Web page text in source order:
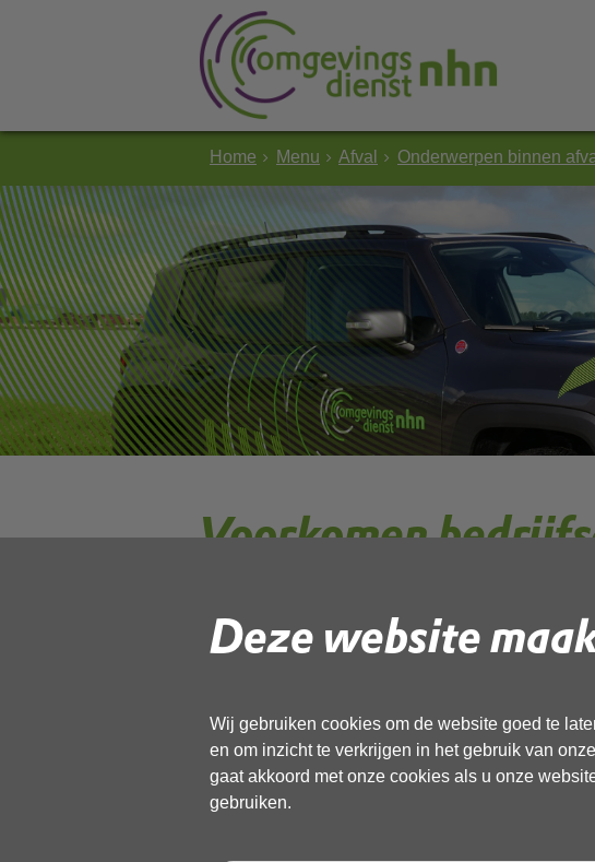
Deze website
Wij gebruiken cookies om de website goed te
en om inzicht te verkrijgen in het gebruik van
gaat akkoord met onze cookies als u onze
gebruiken.
Home Menu Afval Onderwerpen binnen
Voorkomen
Er zijn verschillende manieren om de hoeveelheid
bespaart niet alleen kosten, maar is ook beter
Onderzoek naar mogelijkheden van
Subsidie preventiemaatregelen afval